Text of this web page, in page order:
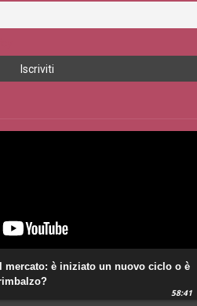
mercato: è iniziato un nuovo ciclo o è
58:41